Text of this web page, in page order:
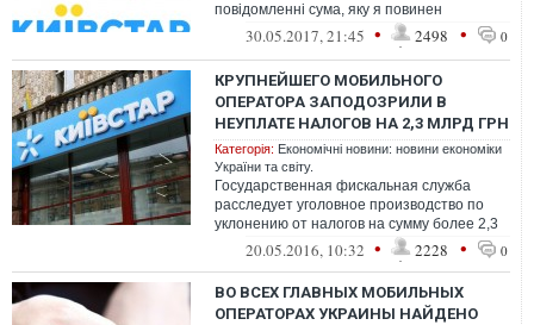
повідомленні сума, яку я повинен
сплатити, неправильна, а щоб дізнатись
правильну суму - д...
30.05.2017, 21:45 • 2498 • 0
КРУПНЕЙШЕГО МОБИЛЬНОГО
ОПЕРАТОРА ЗАПОДОЗРИЛИ В
НЕУПЛАТЕ НАЛОГОВ НА 2,3 МЛРД ГРН
Категорія: Економічні новини: новини економіки
України та світу.
Государственная фискальная служба
расследует уголовное производство по
уклонению от налогов на сумму более 2,3
млрд грн должностными лицами ЧАО
20.05.2016, 10:32 • 2228 • 0
ВО ВСЕХ ГЛАВНЫХ МОБИЛЬНЫХ
ОПЕРАТОРАХ УКРАИНЫ НАЙДЕНО